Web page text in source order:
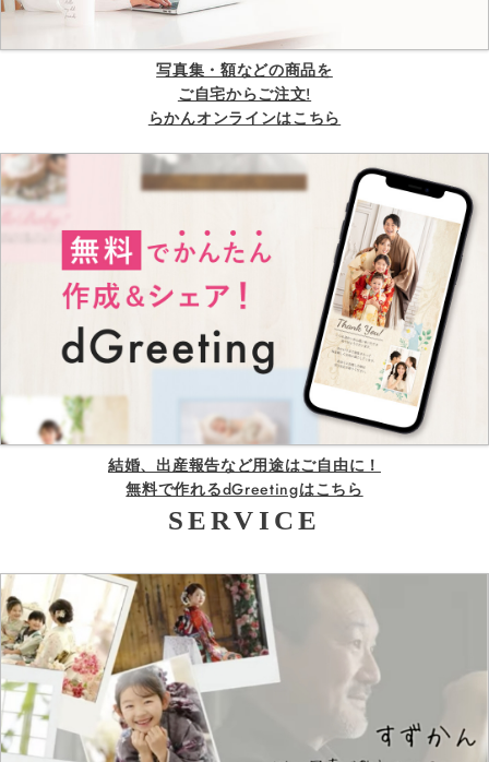
写真集・額などの商品を
ご自宅からご注文!
らかんオンラインはこちら
結婚、出産報告など用途はご自由に！
無料で作れるdGreetingはこちら
SERVICE